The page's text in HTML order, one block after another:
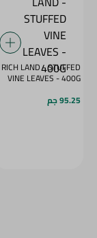
RICH LAND - STUFFED
VINE LEAVES - 400G
95.25 جم